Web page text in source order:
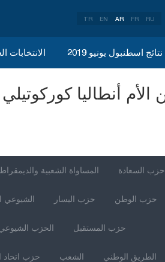
TR EN AR FR RU
الانتخابات نتائج اسطنبول يونيو 2019
المساواة الشعبية حزب السعادة
الشيوعي حزب اليسار حزب الوطن
الحزب حزب المستقبل
حزب اتحاد الشعب الطريق الوطني